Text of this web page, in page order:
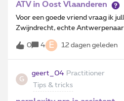
tegen, en hij houdt de échte mail
ATV in Oost Vlaanderen
Voor een goede vriend vraag ik
Zwijndrecht, echte
ATV...Antwerpen Zwijndrecht
nog steeds te bekijken...tot hij
van Proximus, een nieuwe
ATV meer kijken wel de Oost-
zender...technicus Proximus
oplossing...is er een mogelijkheid
0 4 E 12 dagen geleden
G
geert_04 Practitioner
Tips & tricks